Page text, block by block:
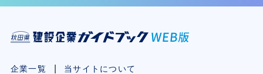
企業一覧
当サイトについて